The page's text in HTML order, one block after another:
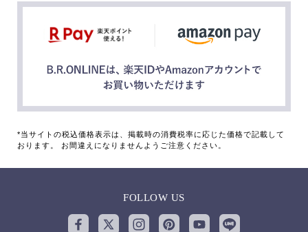
*当サイトの税込価格表示は、掲載時の消費税率に応じた価格で記載して
おります。 お間違えになりませんようご注意ください。
FOLLOW US